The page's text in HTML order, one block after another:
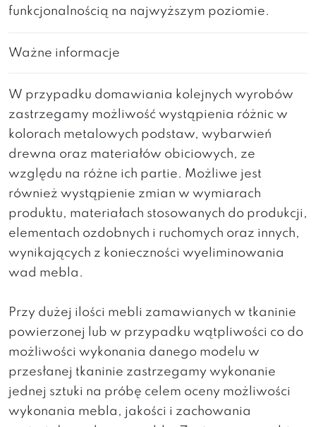
funkcjonalnością na najwyższym poziomie.
Ważne informacje
W przypadku domawiania kolejnych wyrobów
zastrzegamy możliwość wystąpienia różnic w
kolorach metalowych podstaw, wybarwień
drewna oraz materiałów obiciowych, ze
względu na różne ich partie. Możliwe jest
również wystąpienie zmian w wymiarach
produktu, materiałach stosowanych do produkcji,
elementach ozdobnych i ruchomych oraz innych,
wynikających z konieczności wyeliminowania
wad mebla.
Przy dużej ilości mebli zamawianych w tkaninie
powierzonej lub w przypadku wątpliwości co do
możliwości wykonania danego modelu w
przesłanej tkaninie zastrzegamy wykonanie
jednej sztuki na próbę celem oceny możliwości
wykonania mebla, jakości i zachowania